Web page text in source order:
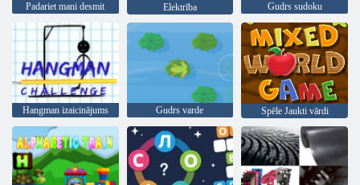
Padariet mani desmit Elektrība Gudrs sudoku
Hangman izaicinājums Gudrs varde Spēle Jaukti vārdi